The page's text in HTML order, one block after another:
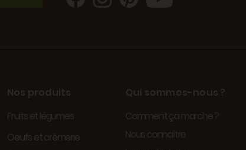
Nos produits
Fruits et légumes
Oeufs et crèmerie
Qui sommes-nous ?
Comment ça marche ?
Nous connaître